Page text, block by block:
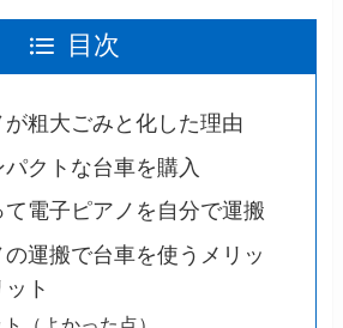
目次
が粗大ごみと化した理由
クトな台車を購入
て電子ピアノを自分で運搬
運搬で台車を使うメリッ
ット